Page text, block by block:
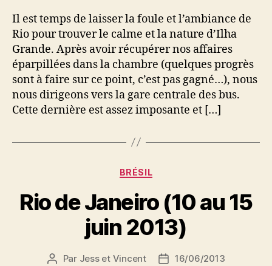
Il est temps de laisser la foule et l’ambiance de
Rio pour trouver le calme et la nature d’Ilha
Grande. Après avoir récupérer nos affaires
éparpillées dans la chambre (quelques progrès
sont à faire sur ce point, c’est pas gagné…), nous
nous dirigeons vers la gare centrale des bus.
Cette dernière est assez imposante et […]
Catégories
BRÉSIL
Rio de Janeiro (10 au 15
juin 2013)
Auteur
Par Jess et Vincent
Date16/06/2013